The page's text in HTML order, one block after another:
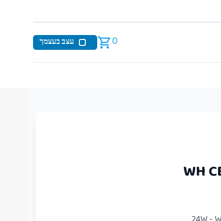
0 עצב בעצמך
WH